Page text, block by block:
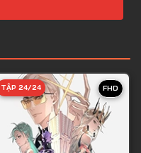
FHD
TẬP 24/24